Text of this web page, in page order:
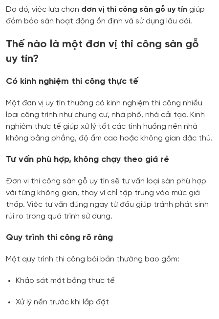
Do đó, việc lựa chọn đơn vị thi công sàn gỗ uy tín giúp
đảm bảo sàn hoạt động ổn định và sử dụng lâu dài.
Thế nào là một đơn vị thi công sàn gỗ
uy tín?
Có kinh nghiệm thi công thực tế
Một đơn vị uy tín thường có kinh nghiệm thi công nhiều
loại công trình như chung cư, nhà phố, nhà cải tạo. Kinh
nghiệm thực tế giúp xử lý tốt các tình huống nền nhà
không bằng phẳng, độ ẩm cao hoặc không gian đặc thù.
Tư vấn phù hợp, không chạy theo giá rẻ
Đơn vị thi công sàn gỗ uy tín sẽ tư vấn loại sàn phù hợp
với từng không gian, thay vì chỉ tập trung vào mức giá
thấp. Việc tư vấn đúng ngay từ đầu giúp tránh phát sinh
rủi ro trong quá trình sử dụng.
Quy trình thi công rõ ràng
Một quy trình thi công bài bản thường bao gồm:
Khảo sát mặt bằng thực tế
Xử lý nền trước khi lắp đặt